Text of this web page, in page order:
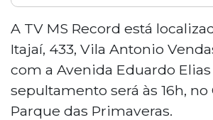
O velório do empresário Ivan
Barbosa, fundador da Rede
Integração de Rádio e
aos 92 anos vítima de infarto,
realizado na sede da TV MS
Rua Itajai, 433, Vila Antonio
Campo Grande. A cerimônia,
A TV MS Record está
Itajaí, 433, Vila Antonio
com a Avenida Eduardo
sepultamento será às 16h,
Parque das Primaveras.